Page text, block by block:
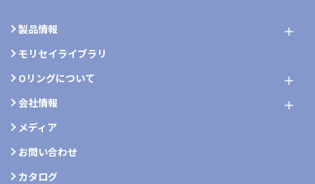
製品情報
モリセイライブラリ
Oリングについて
会社情報
メディア
お問い合わせ
カタログ